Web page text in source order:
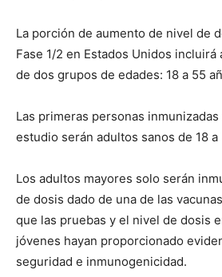
La porción de aumento de nivel de
Fase 1/2 en Estados Unidos
de dos grupos de edades: 18 a 55
Las primeras personas inmunizadas
estudio serán adultos sanos de 18 a
Los adultos mayores solo serán
de dosis dado de una de las
que las pruebas y el nivel de dosis
jóvenes hayan proporcionado
seguridad e inmunogenicidad.